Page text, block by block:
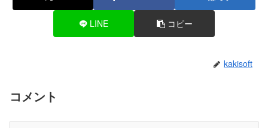
LINE コピー
kakisoft
コメント